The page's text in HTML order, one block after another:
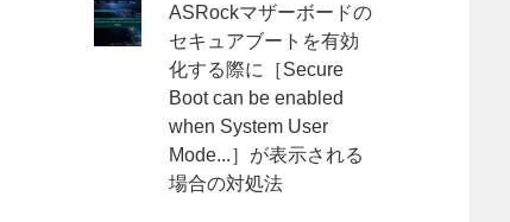
ASRockマザーボードの
セキュアブートを有効
化する際に［Secure
Boot can be enabled
when System User
Mode...］が表示される
場合の対処法